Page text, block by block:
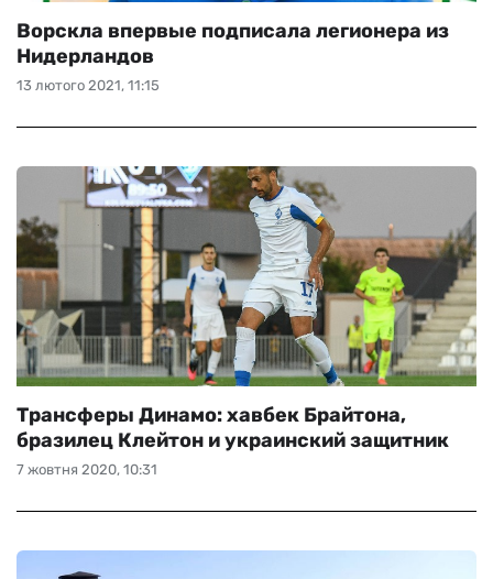
13 лютого 2021, 11:15
Ворскла впервые подписала легионера из
Нидерландов
7 жовтня 2020, 10:31
Трансферы Динамо: хавбек Брайтона,
бразилец Клейтон и украинский защитник